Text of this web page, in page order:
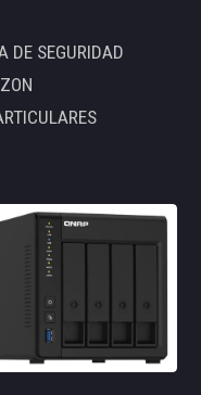
DE SEGURIDAD